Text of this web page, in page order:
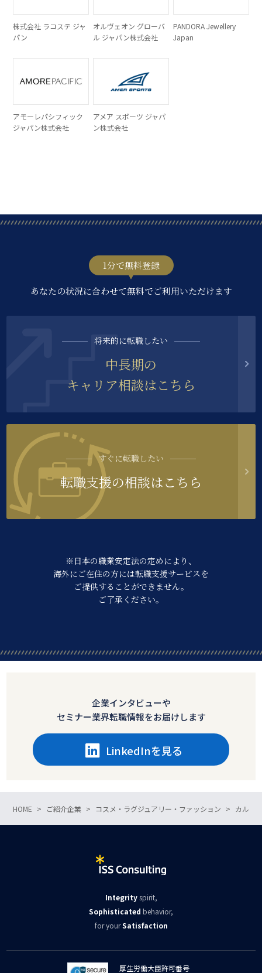
株式会社 ラコステ ジャ
パン
オルヴェオン グローバ
ル ジャパン株式会社
PANDORA Jewellery
Japan
アモーレパシフィック
ジャパン株式会社
アメア スポーツ ジャパ
ン株式会社
1分で無料登録
あなたの状況に合わせて無料でご利用いただけます
将来的に転職したい
中長期の
キャリア相談はこちら
すぐに転職したい
転職支援の相談はこちら
※日本の職業安定法の定めにより、
海外にご在住の方には転職支援サービスを
ご提供することができません。
ご了承ください。
企業インタビューや
セミナー業界転職情報をお届けします
LinkedInを見る
HOME ご紹介企業 コスメ・ラグジュアリー・ファッション カルツ
Integrityspirit,
Sophisticated behavior,
for yourSatisfaction
厚生労働大臣許可番号